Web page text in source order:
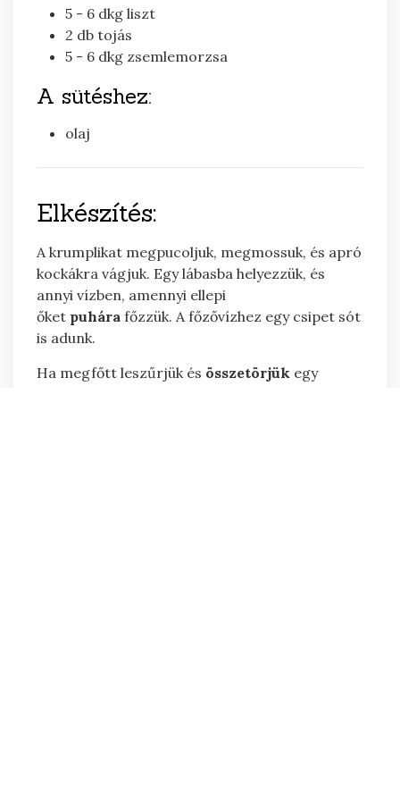
5 - 6 dkg liszt
2 db tojás
5 - 6 dkg zsemlemorzsa
A sütéshez:
olaj
Elkészítés:
A krumplikat megpucoljuk, megmossuk, és apró
kockákra vágjuk. Egy lábasba helyezzük, és
annyi vízben, amennyi ellepi
őket puhára főzzük. A főzővízhez egy csipet sót
is adunk.
Ha megfőtt leszűrjük és összetörjük egy